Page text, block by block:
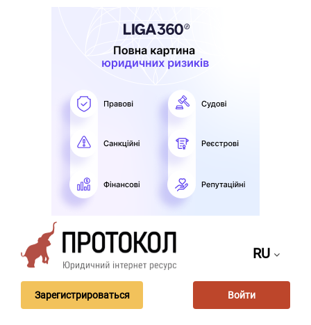
RU
Зарегистрироваться Войти